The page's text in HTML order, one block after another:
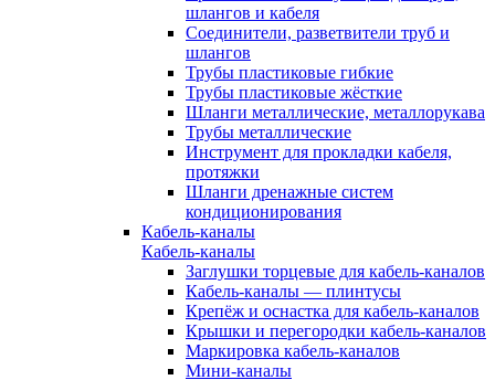
шлангов и кабеля
Соединители, разветвители труб и
шлангов
Трубы пластиковые гибкие
Трубы пластиковые жёсткие
Шланги металлические, металлорукава
Трубы металлические
Инструмент для прокладки кабеля,
протяжки
Шланги дренажные систем
кондиционирования
Кабель-каналы
Кабель-каналы
Заглушки торцевые для кабель-каналов
Кабель-каналы — плинтусы
Крепёж и оснастка для кабель-каналов
Крышки и перегородки кабель-каналов
Маркировка кабель-каналов
Мини-каналы